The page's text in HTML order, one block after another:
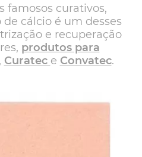
famosos curativos,
cálcio é um desses
e recuperação
produtos para
, Curatec e Convatec.